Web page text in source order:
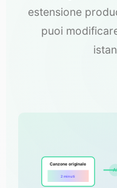
estensione
puoi
Canzone originale
2 minuti